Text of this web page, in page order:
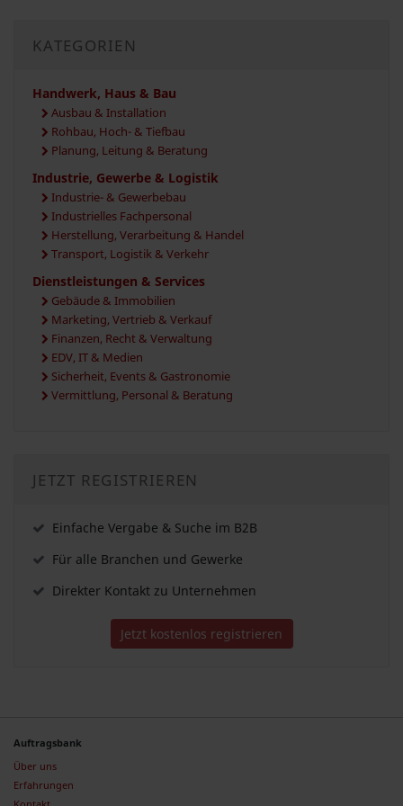
KATEGORIEN
Handwerk, Haus & Bau
Ausbau & Installation
Rohbau, Hoch- & Tiefbau
Planung, Leitung & Beratung
Industrie, Gewerbe & Logistik
Industrie- & Gewerbebau
Industrielles Fachpersonal
Herstellung, Verarbeitung & Handel
Transport, Logistik & Verkehr
Dienstleistungen & Services
Gebäude & Immobilien
Marketing, Vertrieb & Verkauf
Finanzen, Recht & Verwaltung
EDV, IT & Medien
Sicherheit, Events & Gastronomie
Vermittlung, Personal & Beratung
JETZT REGISTRIEREN
Einfache Vergabe & Suche im B2B
Für alle Branchen und Gewerke
Direkter Kontakt zu Unternehmen
Jetzt kostenlos registrieren
Auftragsbank
Über uns
Erfahrungen